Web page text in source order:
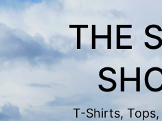
Zum
Inhalt
springen
THE
T-Shirts,